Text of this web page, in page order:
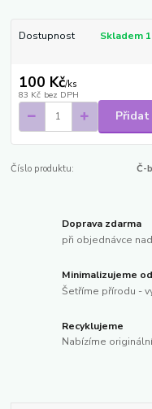
Dostupnost Skladem
100 Kč/ks
83 Kč bez DPH
Číslo produktu: Č-
Doprava zdarma
při objednávce
Minimalizujeme
Šetříme přírodu -
Recyklujeme
Nabízíme